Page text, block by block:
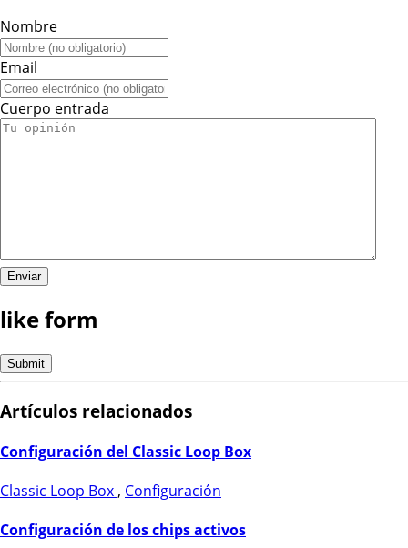
Nombre
Email
Cuerpo entrada
like form
Artículos relacionados
Configuración del Classic Loop Box
Classic Loop Box , Configuración
Configuración de los chips activos